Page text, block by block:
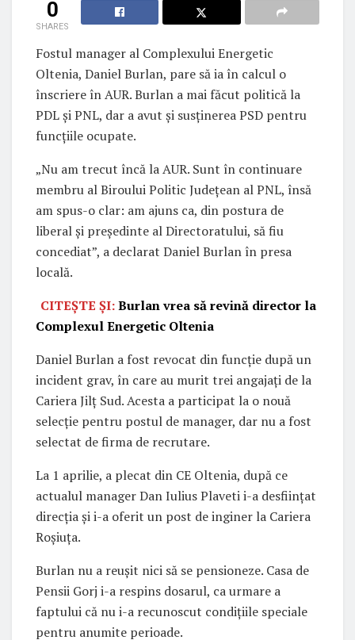
0
SHARES
Fostul manager al Complexului Energetic
Oltenia, Daniel Burlan, pare să ia în calcul o
înscriere în AUR. Burlan a mai făcut politică la
PDL și PNL, dar a avut și susținerea PSD pentru
funcțiile ocupate.
„Nu am trecut încă la AUR. Sunt în continuare
membru al Biroului Politic Județean al PNL, însă
am spus-o clar: am ajuns ca, din postura de
liberal și președinte al Directoratului, să fiu
concediat”, a declarat Daniel Burlan în presa
locală.
CITEȘTE ȘI:Burlan vrea să revină director la
Complexul Energetic Oltenia
Daniel Burlan a fost revocat din funcție după un
incident grav, în care au murit trei angajați de la
Cariera Jilț Sud. Acesta a participat la o nouă
selecție pentru postul de manager, dar nu a fost
selectat de firma de recrutare.
La 1 aprilie, a plecat din CE Oltenia, după ce
actualul manager Dan Iulius Plaveti i-a desființat
direcția și i-a oferit un post de inginer la Cariera
Roșiuța.
Burlan nu a reușit nici să se pensioneze. Casa de
Pensii Gorj i-a respins dosarul, ca urmare a
faptului că nu i-a recunoscut condițiile speciale
pentru anumite perioade.